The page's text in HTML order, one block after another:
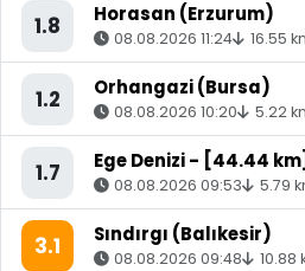
1.8 Horasan (Erzurum)
08.08.2026 11:24 16.55
1.2 Orhangazi (Bursa)
08.08.2026 10:20 5.22
1.7 Ege Denizi - [44.44
08.08.2026 09:53 5.79
3.1 Sındırgı (Balıkesir)
08.08.2026 09:48 10.88